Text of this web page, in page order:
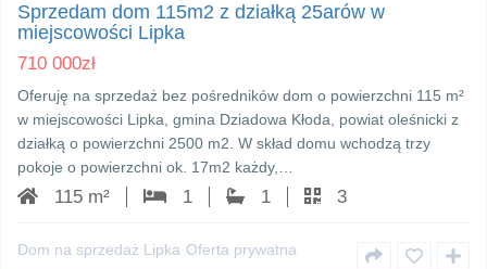
Sprzedam dom 115m2 z działką 25arów w
miejscowości Lipka
710 000zł
Oferuję na sprzedaż bez pośredników dom o powierzchni 115 m²
w miejscowości Lipka, gmina Dziadowa Kłoda, powiat oleśnicki z
działką o powierzchni 2500 m2. W skład domu wchodzą trzy
pokoje o powierzchni ok. 17m2 każdy,…
115 m² 1 1 3
Dom na sprzedaż Lipka Oferta prywatna